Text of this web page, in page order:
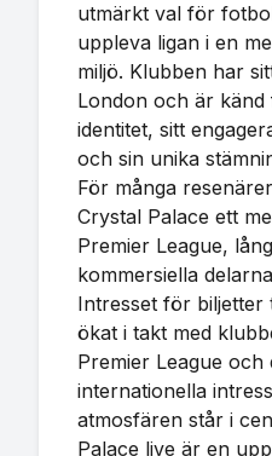
utmärkt val för
uppleva ligan i en
miljö. Klubben har
London och är
identitet, sitt
och sin unika
För många
Crystal Palace ett
Premier League,
kommersiella
Intresset för biljetter
ökat i takt med
Premier League och
internationella
atmosfären står i
Palace live är en